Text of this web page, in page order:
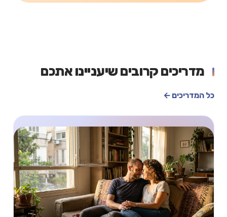
מדריכים קרובים שיעניינו אתכם
כל המדריכים ←